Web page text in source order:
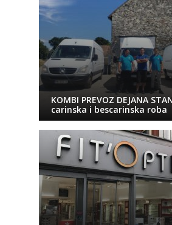
KOMBI PREVOZ DEJANA
carinska i bescarinska roba